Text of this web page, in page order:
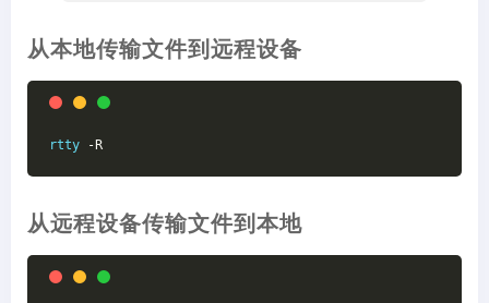
从本地传输文件到远程设备
rtty -R
从远程设备传输文件到本地